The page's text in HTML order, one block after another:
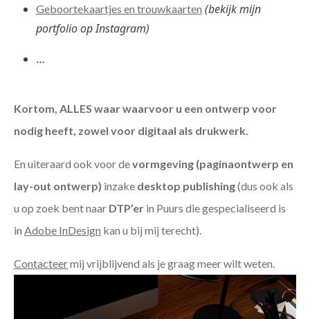
Geboortekaartjes en trouwkaarten (bekijk mijn
portfolio op Instagram)
…
Kortom, ALLES waar waarvoor u een ontwerp voor
nodig heeft, zowel voor digitaal als drukwerk.
En uiteraard ook voor devormgeving (paginaontwerp en
lay-out ontwerp) inzake desktop publishing(dus ook als
u op zoek bent naar DTP’er in Puurs die gespecialiseerd is
in Adobe InDesign kan u bij mij terecht).
Contacteermij vrijblijvend als je graag meer wilt weten.